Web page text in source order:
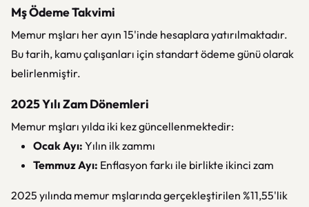
Mş Ödeme Takvimi
Memur mşları her ayın 15'inde hesaplara yatırılmaktadır.
Bu tarih, kamu çalışanları için standart ödeme günü olarak
belirlenmiştir.
2025 Yılı Zam Dönemleri
Memur mşları yılda iki kez güncellenmektedir:
Ocak Ayı: Yılın ilk zammı
Temmuz Ayı: Enflasyon farkı ile birlikte ikinci zam
2025 yılında memur mşlarında gerçekleştirilen %11,55'lik